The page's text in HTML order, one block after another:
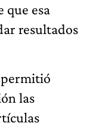
que esa
resultados
las